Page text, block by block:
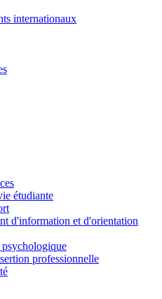
internationaux
étudiante
d'information et d'orientation
professionnelle